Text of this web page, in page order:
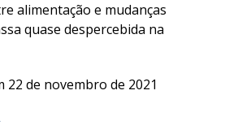
alimentação e mudanças
quase despercebida na
22 de novembro de 2021